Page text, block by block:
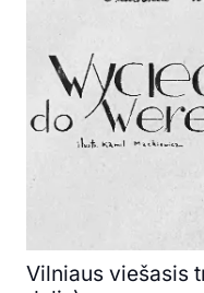
Vilniaus viešasis